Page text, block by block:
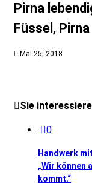
Pirna
Füssel, Pirna
Mai 25, 2018
Sie
0
Handwerk
„Wir können
kommt.“